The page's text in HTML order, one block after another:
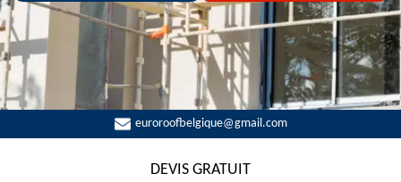
euroroofbelgique@gmail.com
DEVIS GRATUIT